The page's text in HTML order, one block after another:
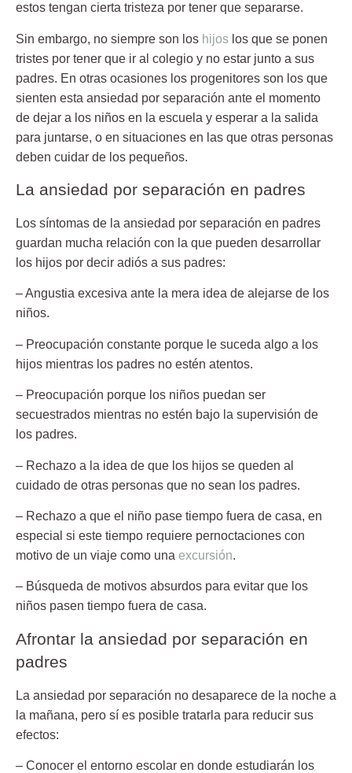
estos tengan cierta tristeza por tener que separarse.
Sin embargo, no siempre son los hijos los que se ponen
tristes por tener que ir al colegio y no estar junto a sus
padres. En otras ocasiones los progenitores son los que
sienten esta ansiedad por separación ante el momento
de dejar a los niños en la escuela y esperar a la salida
para juntarse, o en situaciones en las que otras personas
deben cuidar de los pequeños.
La ansiedad por separación en padres
Los síntomas de la ansiedad por separación en padres
guardan mucha relación con la que pueden desarrollar
los hijos por decir adiós a sus padres:
– Angustia excesiva ante la mera idea de alejarse de los
niños.
– Preocupación constante porque le suceda algo a los
hijos mientras los padres no estén atentos.
– Preocupación porque los niños puedan ser
secuestrados mientras no estén bajo la supervisión de
los padres.
– Rechazo a la idea de que los hijos se queden al
cuidado de otras personas que no sean los padres.
– Rechazo a que el niño pase tiempo fuera de casa, en
especial si este tiempo requiere pernoctaciones con
motivo de un viaje como una excursión.
– Búsqueda de motivos absurdos para evitar que los
niños pasen tiempo fuera de casa.
Afrontar la ansiedad por separación en
padres
La ansiedad por separación no desaparece de la noche a
la mañana, pero sí es posible tratarla para reducir sus
efectos:
– Conocer el entorno escolar en donde estudiarán los